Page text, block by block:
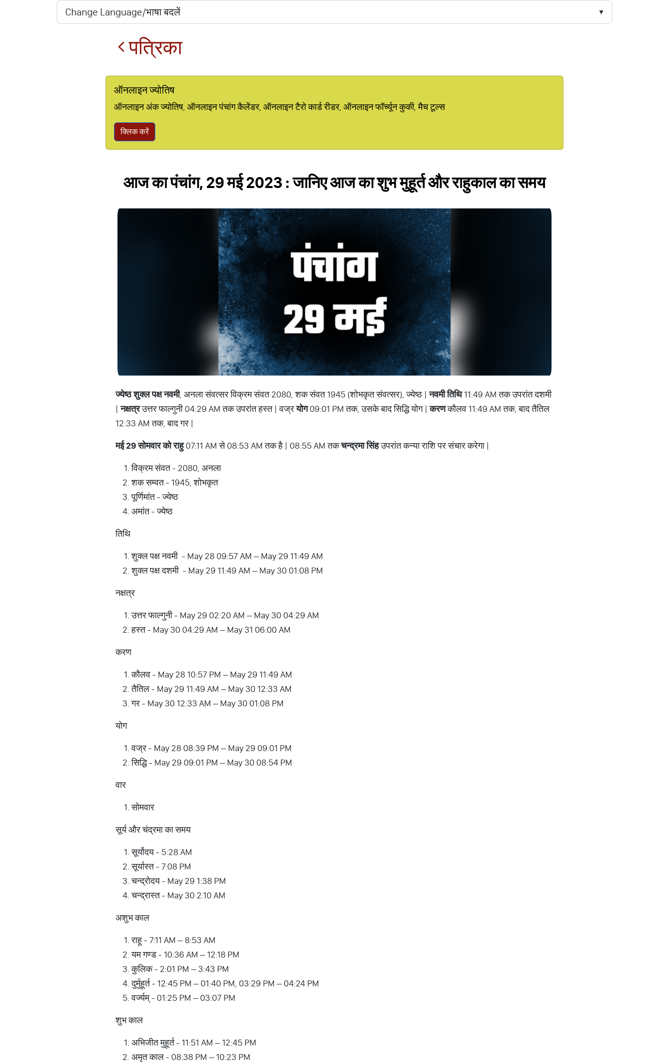
पत्रिका
ऑनलाइन ज्योतिष
ऑनलाइन अंक ज्योतिष, ऑनलाइन पंचांग कैलेंडर, ऑनलाइन टैरो कार्ड रीडर, ऑनलाइन फॉर्च्यून कुकी, मैच टूल्स
क्लिक करें
आज का पंचांग, 29 मई 2023 : जानिए आज का शुभ मुहूर्त और राहुकाल का समय
ज्येष्ठ शुक्ल पक्ष नवमी, अनला संवत्सर विक्रम संवत 2080, शक संवत 1945 (शोभकृत संवत्सर), ज्येष्ठ |नवमी तिथि11:49 AM तक उपरांत दशमी
|नक्षत्रउत्तर फाल्गुनी 04:29 AM तक उपरांत हस्त | वज्रयोग09:01 PM तक, उसके बाद सिद्धि योग |करणकौलव 11:49 AM तक, बाद तैतिल
12:33 AM तक, बाद गर |
मई 29 सोमवार को राहु07:11 AM से 08:53 AM तक है | 08:55 AM तकचन्द्रमा सिंहउपरांत कन्या राशि पर संचार करेगा |
विक्रम संवत - 2080, अनला
शक सम्वत - 1945, शोभकृत
पूर्णिमांत - ज्येष्ठ
अमांत - ज्येष्ठ
तिथि
शुक्ल पक्ष नवमी - May 28 09:57 AM – May 29 11:49 AM
शुक्ल पक्ष दशमी - May 29 11:49 AM – May 30 01:08 PM
नक्षत्र
उत्तर फाल्गुनी - May 29 02:20 AM – May 30 04:29 AM
हस्त - May 30 04:29 AM – May 31 06:00 AM
करण
कौलव - May 28 10:57 PM – May 29 11:49 AM
तैतिल - May 29 11:49 AM – May 30 12:33 AM
गर - May 30 12:33 AM – May 30 01:08 PM
योग
वज्र - May 28 08:39 PM – May 29 09:01 PM
सिद्धि - May 29 09:01 PM – May 30 08:54 PM
वार
सोमवार
सूर्य और चंद्रमा का समय
सूर्योदय - 5:28 AM
सूर्यास्त - 7:08 PM
चन्द्रोदय - May 29 1:38 PM
चन्द्रास्त - May 30 2:10 AM
अशुभ काल
राहू - 7:11 AM – 8:53 AM
यम गण्ड - 10:36 AM – 12:18 PM
कुलिक - 2:01 PM – 3:43 PM
दुर्मुहूर्त - 12:45 PM – 01:40 PM, 03:29 PM – 04:24 PM
वर्ज्यम् - 01:25 PM – 03:07 PM
शुभ काल
अभिजीत मुहूर्त - 11:51 AM – 12:45 PM
अमृत काल - 08:38 PM – 10:23 PM